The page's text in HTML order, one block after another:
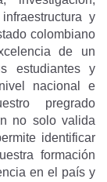
y
colombiano
de un
estudiantes y
nacional e
pregrado
no solo valida
identificar
formación
en el país y